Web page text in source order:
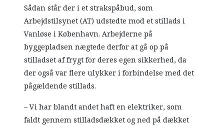
Sådan står der i et strakspåbud, som
Arbejdstilsynet (AT) udstedte mod et stillads i
Vanløse i København. Arbejderne på
byggepladsen nægtede derfor at gå op på
stilladset af frygt for deres egen sikkerhed, da
der også var flere ulykker i forbindelse med det
pågældende stillads.
– Vi har blandt andet haft en elektriker, som
faldt gennem stilladsdækket og ned på dækket